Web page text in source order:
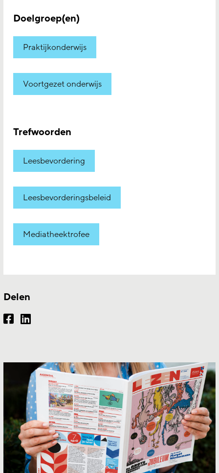
Doelgroep(en)
Praktijkonderwijs
Voortgezet onderwijs
Trefwoorden
Leesbevordering
Leesbevorderingsbeleid
Mediatheektrofee
Delen